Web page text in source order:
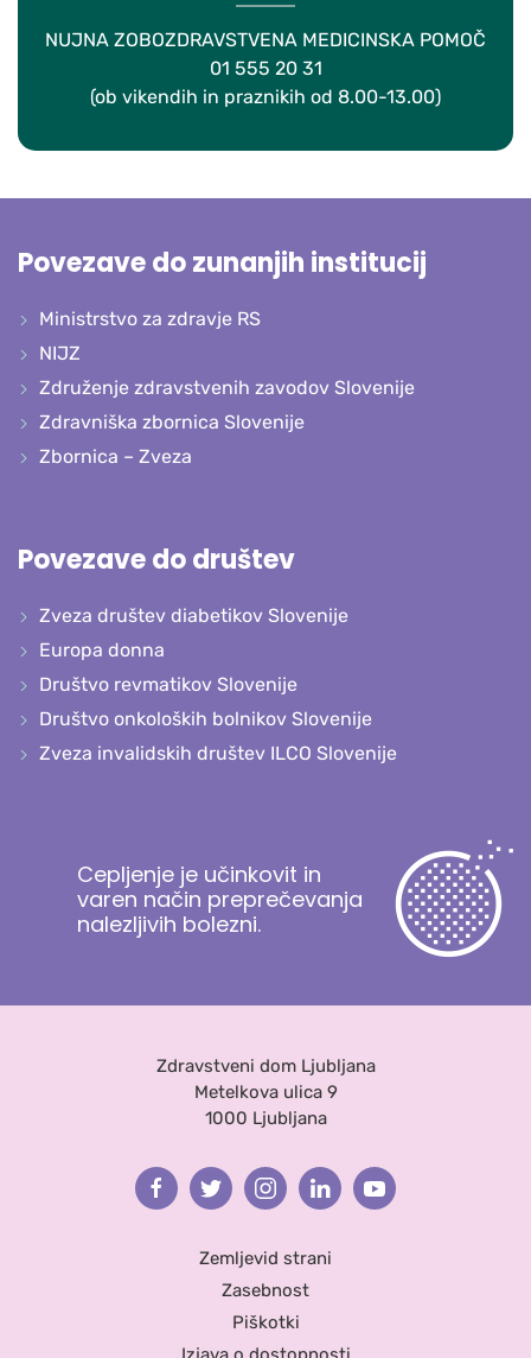
NUJNA ZOBOZDRAVSTVENA MEDICINSKA POMOČ
01 555 20 31
(ob vikendih in praznikih od 8.00-13.00)
Povezave do zunanjih institucij
Ministrstvo za zdravje RS
NIJZ
Združenje zdravstvenih zavodov Slovenije
Zdravniška zbornica Slovenije
Zbornica – Zveza
Povezave do društev
Zveza društev diabetikov Slovenije
Europa donna
Društvo revmatikov Slovenije
Društvo onkoloških bolnikov Slovenije
Zveza invalidskih društev ILCO Slovenije
Cepljenje je učinkovit in
varen način preprečevanja
nalezljivih bolezni.
Zdravstveni dom Ljubljana
Metelkova ulica 9
1000 Ljubljana
FacebookTwitterInstagramLinkedinYoutube
Zemljevid strani
Zasebnost
Piškotki